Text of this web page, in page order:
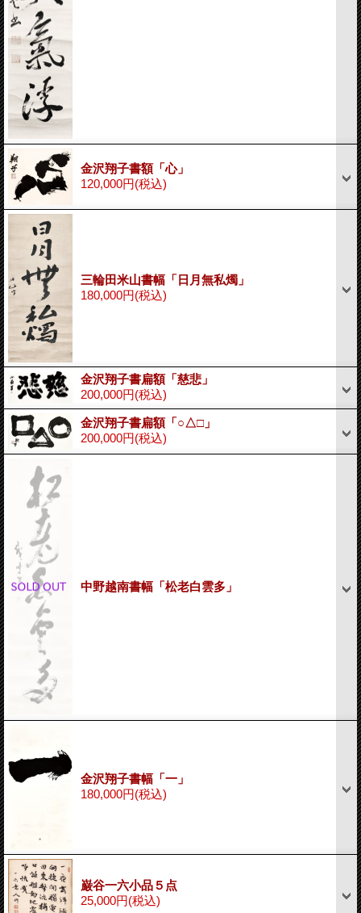
金沢翔子書額「心」
120,000円(税込)
三輪田米山書幅「日月無私燭」
180,000円(税込)
金沢翔子書扁額「慈悲」
200,000円(税込)
金沢翔子書扁額「○△□」
200,000円(税込)
中野越南書幅「松老白雲多」
金沢翔子書幅「一」
180,000円(税込)
巌谷一六小品５点
25,000円(税込)